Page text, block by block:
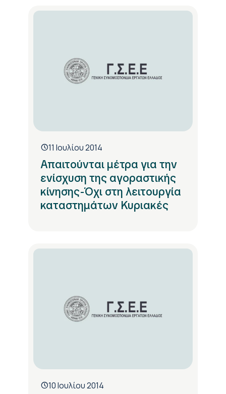
11 Ιουλίου 2014
Απαιτούνται μέτρα για την
ενίσχυση της αγοραστικής
κίνησης-Όχι στη λειτουργία
καταστημάτων Κυριακές
10 Ιουλίου 2014